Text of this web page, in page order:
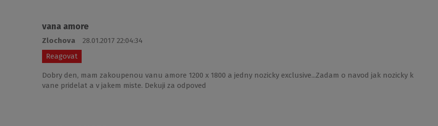
vana amore
Zlochova
28.01.2017 22:04:34
Reagovat
Dobry den, mam zakoupenou vanu amore 1200 x 1800 a jedny nozicky exclusive...Zadam o navod jak nozicky k
vane pridelat a v jakem miste. Dekuji za odpoved